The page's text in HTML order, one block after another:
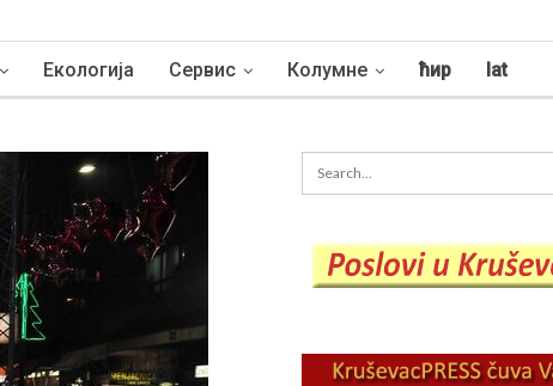
Екологија Сервис Колумне ћир lat